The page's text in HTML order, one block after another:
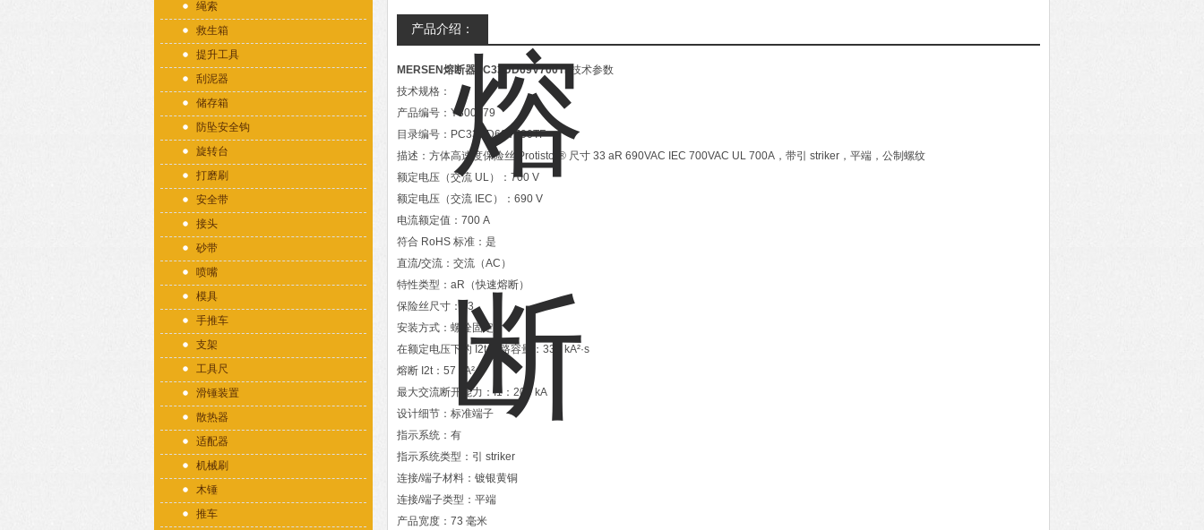
绳索
救生箱
提升工具
刮泥器
储存箱
防坠安全钩
旋转台
打磨刷
安全带
接头
砂带
喷嘴
模具
手推车
支架
工具尺
滑锤装置
散热器
适配器
机械刷
木锤
推车
产品介绍：
MERSEN熔断器PC33UD69V700TF
技术参数
技术规格：
产品编号：Y300079
目录编号：PC33UD69V700TF
描述：方体高速度保险丝 Protistor® 尺寸 33 aR 690VAC IEC 700VAC UL 700A，带引 striker，平端，公制螺纹
额定电压（交流 UL）：700 V
额定电压（交流 IEC）：690 V
电流额定值：700 A
符合 RoHS 标准：是
直流/交流：交流（AC）
特性类型：aR（快速熔断）
保险丝尺寸：33
安装方式：螺栓固定
在额定电压下的 I2t 断路容量：330 kA²·s
熔断 I2t：57 kA²·s
最大交流断开能力：I1：200 kA
设计细节：标准端子
指示系统：有
指示系统类型：引 striker
连接/端子材料：镀银黄铜
连接/端子类型：平端
产品宽度：73 毫米